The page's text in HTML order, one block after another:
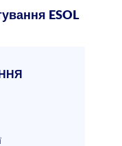
ESOL